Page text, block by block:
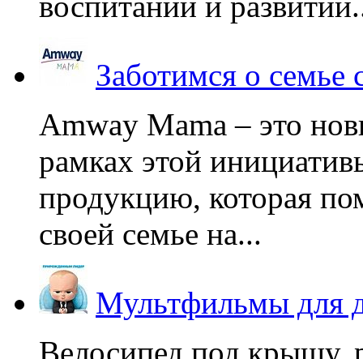
Заботимся о
Amway Mama – это
рамках этой
продукцию, которая
своей семье на...
Мультфильмы для
Велосипед под крышу,